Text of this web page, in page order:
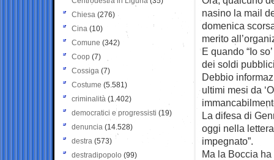
nasino la mail
domenica
merito
E quando “Io
dei soldi
Debbio
ultimi mesi da
La difesa di
oggi nella
impegnato”.
Ma la Boccia
Chiesa (276)
Cina (10)
Comune (342)
Coop (7)
Cossiga (7)
Costume (5.581)
criminalità (1.402)
democratici e progressisti (19)
denuncia (14.528)
destra (573)
destradipopolo (99)